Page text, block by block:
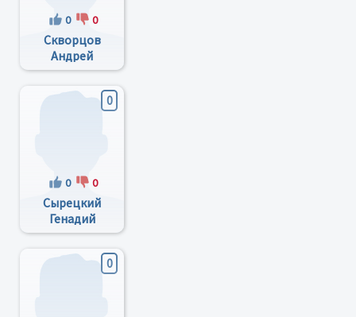
0 0
Скворцов
Андрей
Вениаминович
0
0 0
Сырецкий
Генадий
Александрович
0